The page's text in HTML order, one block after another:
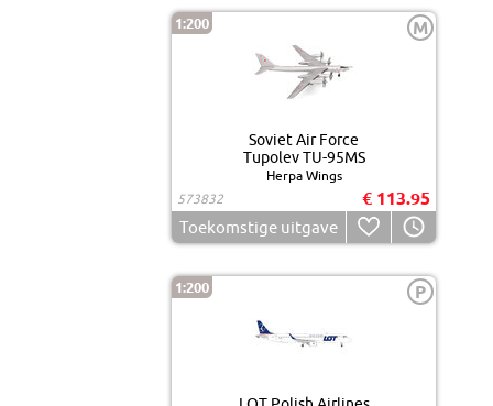
1:200 M
Soviet Air Force
Tupolev TU-95MS
Herpa Wings
573832
€ 113.95
Toekomstige uitgave
1:200 P